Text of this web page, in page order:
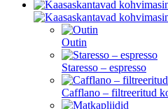
Outin
Staresso – espresso
Cafflano – filtreeritud